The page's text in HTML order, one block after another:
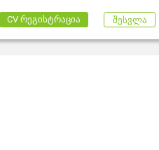
CV რეგისტრაცია შესვლა